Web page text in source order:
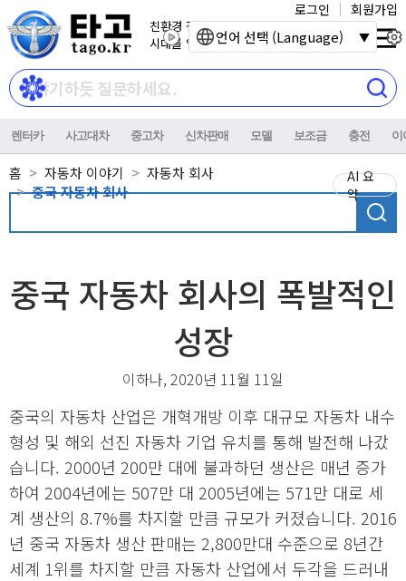
친환경 전기자동차
시대를 열어갑니다.
로그인 회원가입
렌터카 사고대차 중고차 신차판매 모델 보조금 충전 이
홈 자동차 이야기
자동차 회사
중국 자동차 회사
AI 요
약
중국 자동차 회사의 폭발적인
성장
이하나, 2020년 11월 11일
중국의 자동차 산업은 개혁개방 이후 대규모 자동차 내수
형성 및 해외 선진 자동차 기업 유치를 통해 발전해 나갔
습니다. 2000년 200만 대에 불과하던 생산은 매년 증가
하여 2004년에는 507만 대 2005년에는 571만 대로 세
계 생산의 8.7%를 차지할 만큼 규모가 커졌습니다. 2016
년 중국 자동차 생산 판매는 2,800만대 수준으로 8년간
세계 1위를 차지할 만큼 자동차 산업에서 두각을 드러내
언어 선택 (Language)